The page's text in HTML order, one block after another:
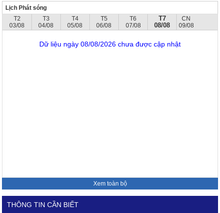
Lịch Phát sóng
T2
03/08
T3
04/08
T4
05/08
T5
06/08
T6
07/08
T7
08/08
CN
09/08
Dữ liệu ngày 08/08/2026 chưa được cập nhật
Xem toàn bộ
THÔNG TIN CẦN BIẾT